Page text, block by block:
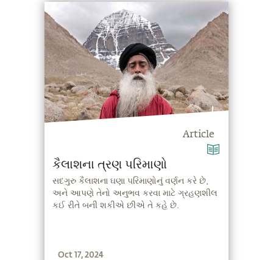
Article
કૈલાશના ત્રણ પરિમાણો
સદગુરુ કૈલાશના ઘણા પરિમાણોનું વર્ણન કરે છે,
અને આપણે તેનો અનુભવ કરવા માટે ગ્રહણશીલ
કઈ રીતે બની શકીએ છીએ તે કહે છે.
Oct 17, 2024